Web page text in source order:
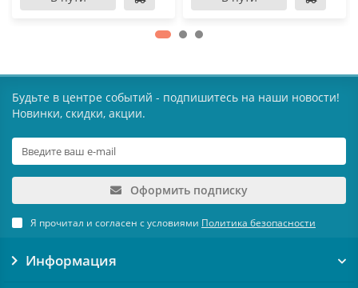
Будьте в центре событий - подпишитесь на наши новости!
Новинки, скидки, акции.
Оформить подписку
Я прочитал и согласен с условиями Политика безопасности
Информация